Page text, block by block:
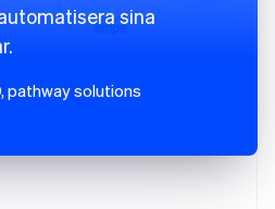
sina
pathway solutions